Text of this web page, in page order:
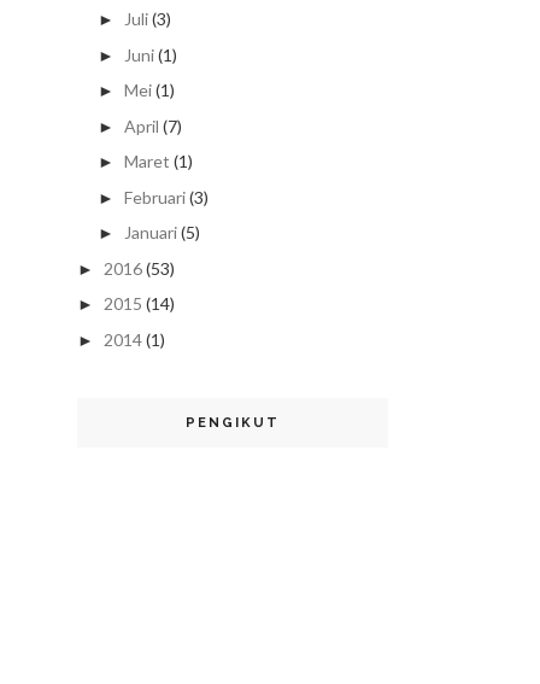
► Juli(3)
► Juni(1)
► Mei(1)
► April (7)
► Maret (1)
► Februari(3)
► Januari(5)
► 2016(53)
► 2015 (14)
► 2014(1)
PENGIKUT